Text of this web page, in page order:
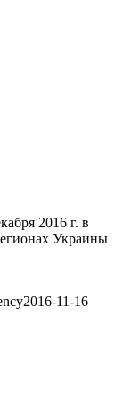
2016 г. в
Украины
2016-11-16